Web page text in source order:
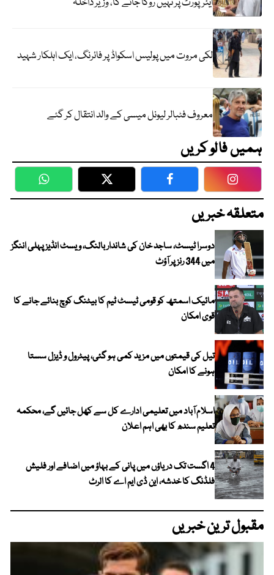
لکی مروت میں پولیس اسکواڈ پر فائرنگ، ایک اہلکار شہید
معروف فٹبالر لیونل میسی کے والد انتقال کر گئے
ہمیں فالو کریں
WhatsApp Twitter Facebook
متعلقہ خبریں
دوسرا ٹیسٹ، ساجد خان کی شاندار بالنگ، ویسٹ انڈیز پہلی اننگز
میں 344 رنز پر آؤٹ
مائیک اسمتھ کو قومی ٹیسٹ ٹیم کا بیٹنگ کوچ بنائے جانے کا
قوی امکان
تیل کی قیمتوں میں مزید کمی ہو گئی، پیٹرول و ڈیزل سستا
ہونے کا امکان
اسلام آباد میں تعلیمی ادارے کل سے کھل جائیں گے، محکمہ
تعلیم سندھ کا بھی اہم اعلان
4 اگست تک دریاؤں میں پانی کے بہاؤ میں اضافے اور فلیش
فلڈنگ کا خدشہ، این ڈی ایم اے کا الرٹ
مقبول ترین خبریں